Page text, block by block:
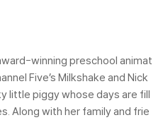
winning preschool animat
Five’s Milkshake and Nick
little piggy whose days are fill
Along with her family and frie